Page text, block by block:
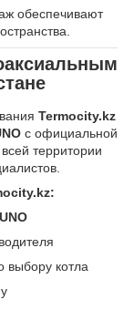
обеспечивают
Termocity.kz
с официальной
территории
UNO
выбору котла